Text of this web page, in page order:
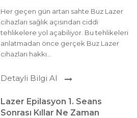
Her geçen gün artan sahte Buz Lazer
cihazları sağlık açısından ciddi
tehlikelere yol açabiliyor. Bu tehlikeleri
anlatmadan önce gerçek Buz Lazer
cihazları hakkı...
Detayli Bilgi Al
Lazer Epilasyon 1. Seans
Sonrası Kıllar Ne Zaman